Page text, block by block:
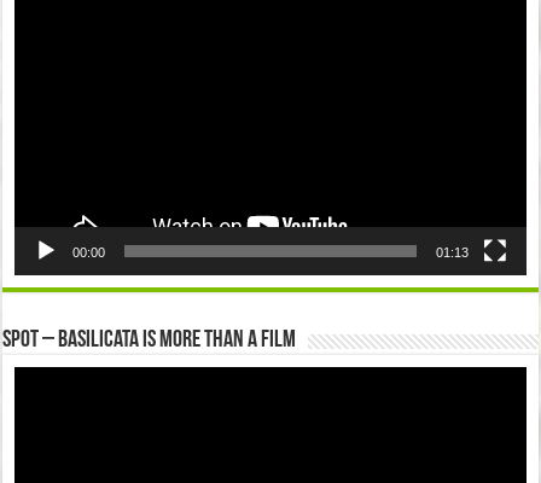
00:00 01:13
Spot – Basilicata is more than a Film